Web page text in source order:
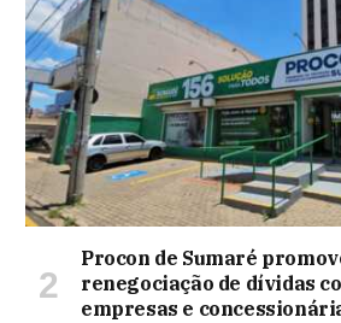
Procon de Sumaré
renegociação de dívidas
empresas e